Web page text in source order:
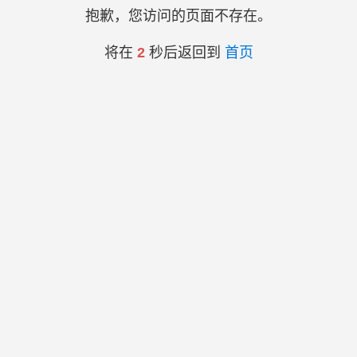
抱歉，您访问的页面不存在。
将在 2秒后返回到 首页